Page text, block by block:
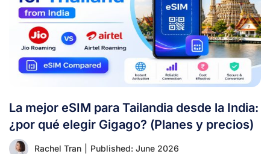
La mejor eSIM para Tailandia desde la India:
¿por qué elegir Gigago? (Planes y precios)
Rachel Tran Published: June 2026